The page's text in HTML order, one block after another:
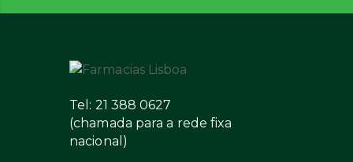
Tel: 21 388 0627
(chamada para a rede fixa
nacional)